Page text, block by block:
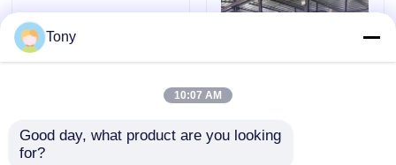
मामले
बांसुरी लैमिनेटर मशीन
लेमिनेटिंग मोटाई रेंज 1 से 10
Tony
10:07 AM
Good day, what product are you looking
for?